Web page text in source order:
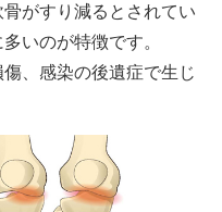
がすり減るとされてい
いのが特徴です。
、感染の後遺症で生じ